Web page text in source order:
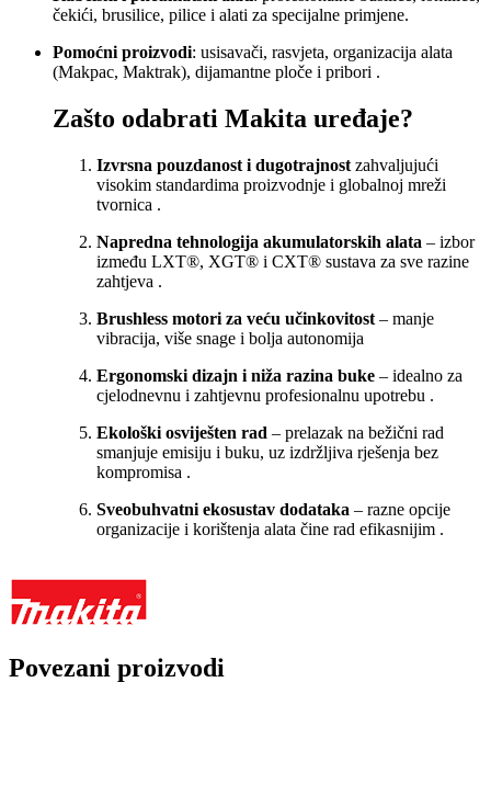
čekići, brusilice, pilice i alati za specijalne primjene.
Pomoćni proizvodi: usisavači, rasvjeta, organizacija alata
(Makpac, Maktrak), dijamantne ploče i pribori .
Zašto odabrati Makita uređaje?
Izvrsna pouzdanost i dugotrajnost zahvaljujući
visokim standardima proizvodnje i globalnoj mreži
tvornica .
Napredna tehnologija akumulatorskih alata – izbor
između LXT®, XGT® i CXT® sustava za sve razine
zahtjeva .
Brushless motori za veću učinkovitost – manje
vibracija, više snage i bolja autonomija
Ergonomski dizajn i niža razina buke – idealno za
cjelodnevnu i zahtjevnu profesionalnu upotrebu .
Ekološki osviješten rad – prelazak na bežični rad
smanjuje emisiju i buku, uz izdržljiva rješenja bez
kompromisa .
Sveobuhvatni ekosustav dodataka – razne opcije
organizacije i korištenja alata čine rad efikasnijim .
Povezani proizvodi